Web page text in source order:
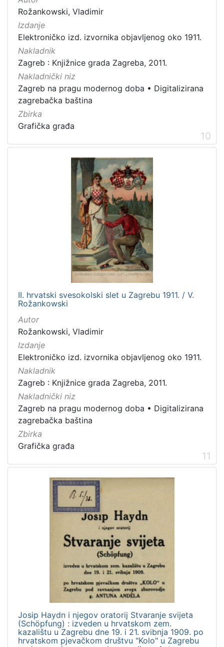
Rožankowski, Vladimir
Izdanje
Elektroničko izd. izvornika objavljenog oko 1911.
Nakladnik
Zagreb : Knjižnice grada Zagreba, 2011.
Nakladnički niz
Zagreb na pragu modernog doba • Digitalizirana
zagrebačka baština
Zbirka
Grafička građa
10
II. hrvatski svesokolski slet u Zagrebu 1911. / V.
Rožankowski
Autor
Rožankowski, Vladimir
Izdanje
Elektroničko izd. izvornika objavljenog oko 1911.
Nakladnik
Zagreb : Knjižnice grada Zagreba, 2011.
Nakladnički niz
Zagreb na pragu modernog doba • Digitalizirana
zagrebačka baština
Zbirka
Grafička građa
11
Josip Haydn i njegov oratorij Stvaranje svijeta
(Schöpfung) : izveden u hrvatskom zem.
kazalištu u Zagrebu dne 19. i 21. svibnja 1909. po
hrvatskom pjevačkom društvu "Kolo" u Zagrebu